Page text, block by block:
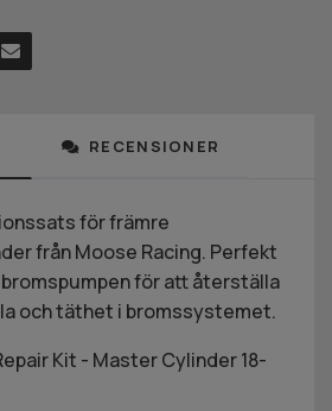
RECENSIONER
för främre
från Moose Racing. Perfekt
för att återställa
och täthet i bromssystemet.
Kit - Master Cylinder 18-